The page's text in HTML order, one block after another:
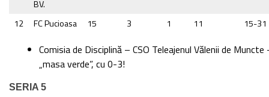
BV.
12 FC Pucioasa 15 3 1 11 15-31
Comisia de Disciplină – CSO Teleajenul Vălenii de
„masa verde”, cu 0-3!
SERIA 5